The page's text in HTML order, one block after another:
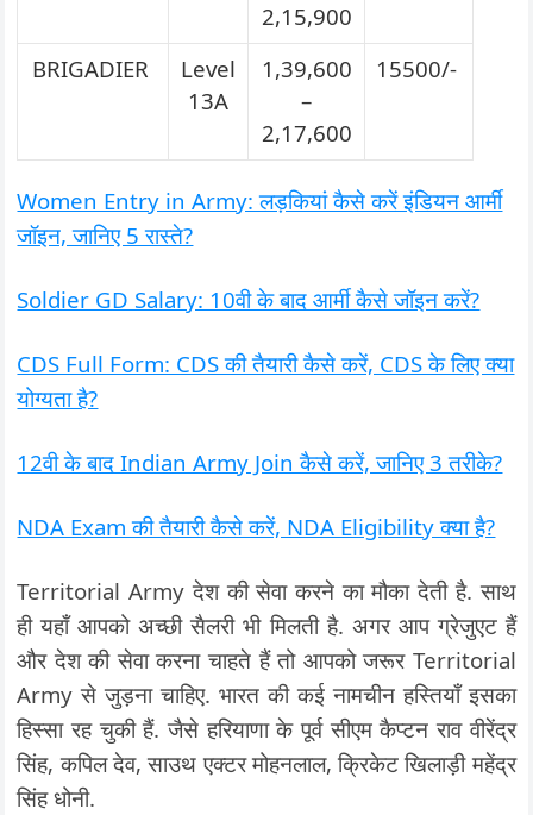
2,15,900
BRIGADIER
Level
13A
1,39,600
–
2,17,600
15500/-
Women Entry in Army: लड़कियां कैसे करें इंडियन आर्मी
जॉइन, जानिए 5 रास्ते?
Soldier GD Salary: 10वी के बाद आर्मी कैसे जॉइन करें?
CDS Full Form: CDS की तैयारी कैसे करें, CDS के लिए क्या
योग्यता है?
12वी के बाद Indian Army Join कैसे करें, जानिए 3 तरीके?
NDA Exam की तैयारी कैसे करें, NDA Eligibility क्या है?
Territorial Army देश की सेवा करने का मौका देती है. साथ
ही यहाँ आपको अच्छी सैलरी भी मिलती है. अगर आप ग्रेजुएट हैं
और देश की सेवा करना चाहते हैं तो आपको जरूर Territorial
Army से जुड़ना चाहिए. भारत की कई नामचीन हस्तियाँ इसका
हिस्सा रह चुकी हैं. जैसे हरियाणा के पूर्व सीएम कैप्टन राव वीरेंद्र
सिंह, कपिल देव, साउथ एक्टर मोहनलाल, क्रिकेट खिलाड़ी महेंद्र
सिंह धोनी.